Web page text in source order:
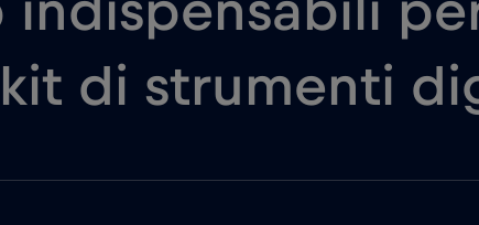
indispensabili
di strumenti